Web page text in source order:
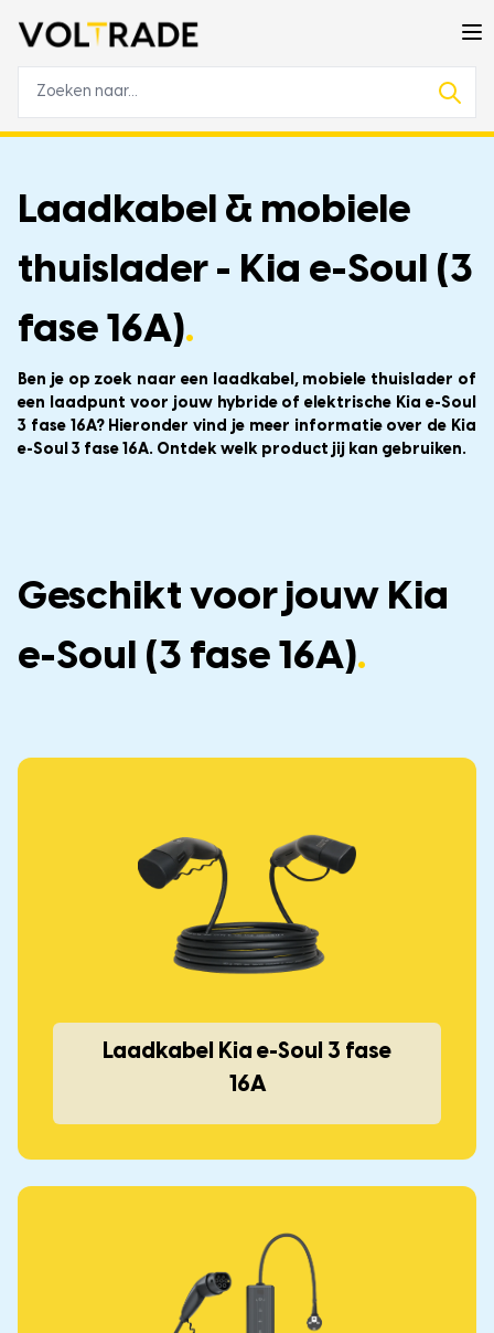
Laadkabel & mobiele
thuislader - Kia e-Soul (3
fase 16A).
Ben je op zoek naar een laadkabel, mobiele thuislader of
een laadpunt voor jouw hybride of elektrische Kia e-Soul
3 fase 16A? Hieronder vind je meer informatie over de Kia
e-Soul 3 fase 16A. Ontdek welk product jij kan gebruiken.
Geschikt voor jouw Kia
e-Soul (3 fase 16A).
Laadkabel Kia e-Soul 3 fase
16A